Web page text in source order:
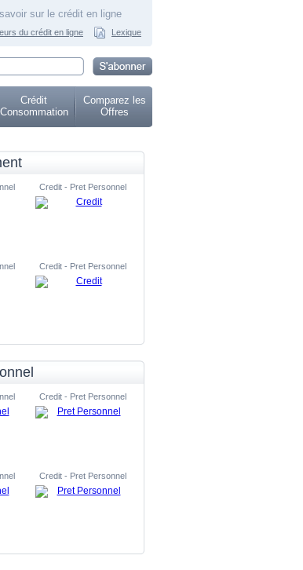
sur le crédit en ligne
du crédit en ligne Lexique
Crédit
Consommation
Comparez les
Offres
Credit - Pret Personnel
Credit - Pret Personnel
Credit - Pret Personnel
Credit - Pret Personnel